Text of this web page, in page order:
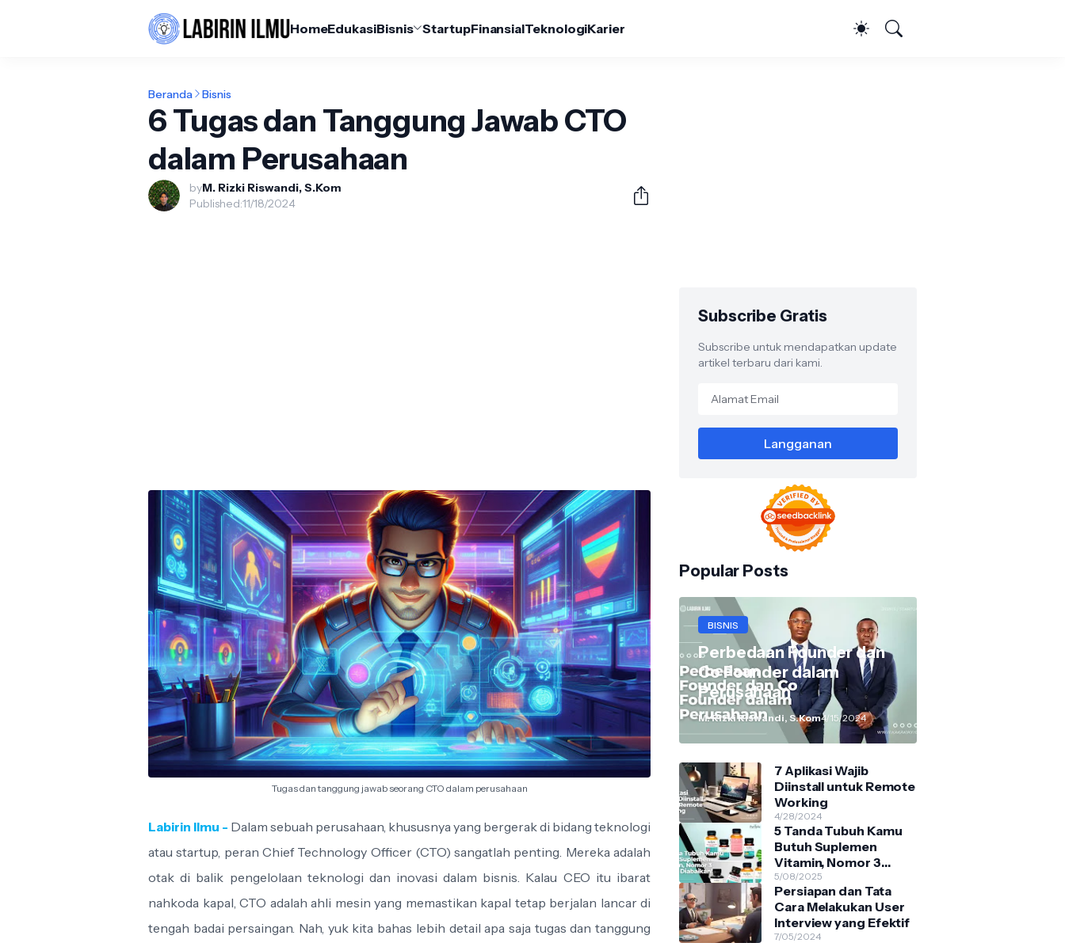
HomeEdukasiBisnis StartupFinansialTeknologiKarier
Beranda Bisnis
6 Tugas dan Tanggung Jawab CTO
dalam Perusahaan
byM. Rizki Riswandi, S.Kom
Published:11/18/2024
Tugas dan tanggung jawab seorang CTO dalam perusahaan
Labirin Ilmu - Dalam sebuah perusahaan, khususnya yang bergerak di bidang teknologi
atau startup, peran Chief Technology Officer (CTO) sangatlah penting. Mereka adalah
otak di balik pengelolaan teknologi dan inovasi dalam bisnis. Kalau CEO itu ibarat
nahkoda kapal, CTO adalah ahli mesin yang memastikan kapal tetap berjalan lancar di
tengah badai persaingan. Nah, yuk kita bahas lebih detail apa saja tugas dan tanggung
Subscribe Gratis
Subscribe untuk mendapatkan update
artikel terbaru dari kami.
Popular Posts
BISNIS
Perbedaan Founder dan
Co Founder dalam
Perusahaan
M. Rizki Riswandi, S.Kom4/15/2024
7 Aplikasi Wajib
Diinstall untuk Remote
Working
4/28/2024
5 Tanda Tubuh Kamu
Butuh Suplemen
Vitamin, Nomor 3
Sering Diabaikan!
5/08/2025
Persiapan dan Tata
Cara Melakukan User
Interview yang Efektif
7/05/2024